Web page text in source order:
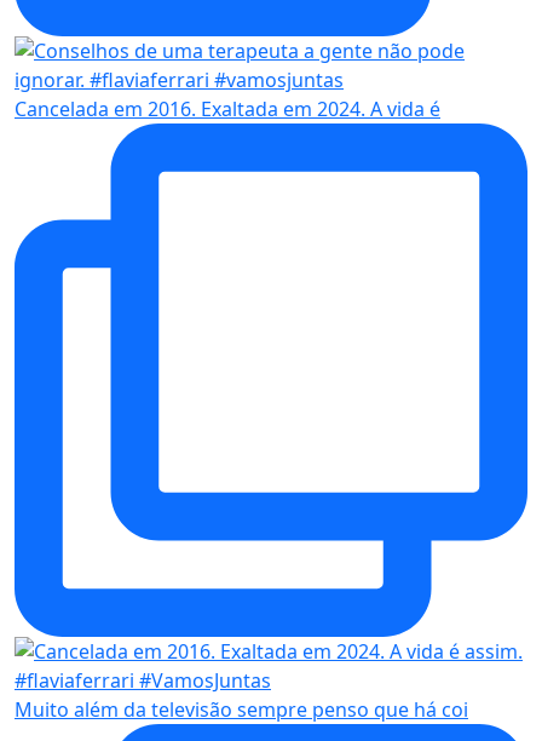
Cancelada em 2016. Exaltada em 2024. A vida é
Muito além da televisão sempre penso que há coi